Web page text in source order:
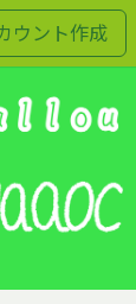
ウント作成